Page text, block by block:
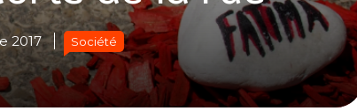
2017 Société